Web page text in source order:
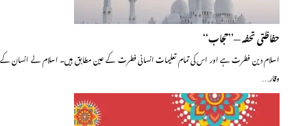
حفاظتی تحفہ —’’حجاب‘‘
اسلام دین فطرت ہے اور اس کی تمام تعلیمات انسانی فطرت کے عین مطابق ہیں۔ اسلام نے انسان کے
وقار…